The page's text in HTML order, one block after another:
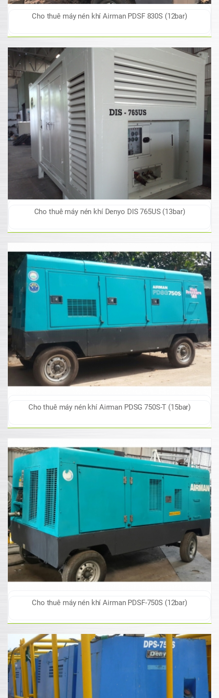
Cho thuê máy nén khí Airman PDSF 830S (12bar)
Cho thuê máy nén khí Denyo DIS 765US (13bar)
Cho thuê máy nén khí Airman PDSG 750S-T (15bar)
Cho thuê máy nén khí Airman PDSF-750S (12bar)